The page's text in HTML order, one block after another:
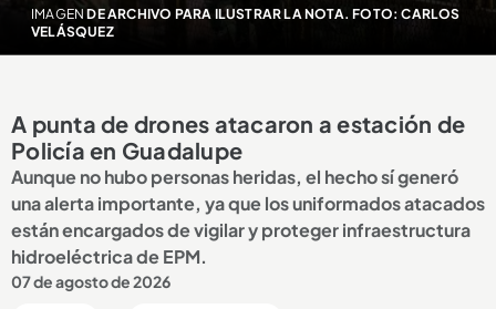
IMAGEN DE ARCHIVO PARA ILUSTRAR LA NOTA. FOTO: CARLOS
VELÁSQUEZ
A punta de drones atacaron a estación de
Policía en Guadalupe
Aunque no hubo personas heridas, el hecho sí generó
una alerta importante, ya que los uniformados atacados
están encargados de vigilar y proteger infraestructura
hidroeléctrica de EPM.
07 de agosto de 2026